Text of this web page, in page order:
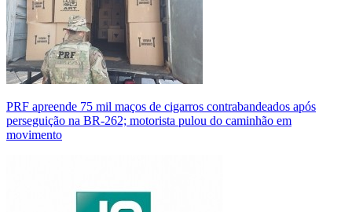
PRF apreende 75 mil maços de cigarros contrabandeados após
perseguição na BR-262; motorista pulou do caminhão em
movimento